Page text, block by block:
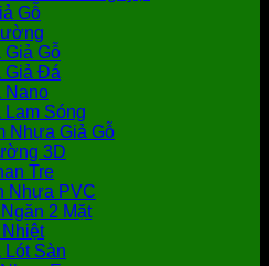
Gỗ
Giả Gỗ
Giả Đá
Nano
Sóng
Nhựa Giả Gỗ
3D
Tre
Nhựa PVC
2 Mặt
Sàn